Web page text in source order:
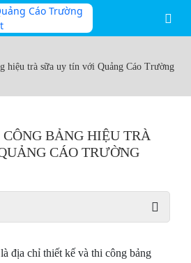
hiệu trà sữa uy tín với Quảng Cáo Trường
BẢNG HIỆU TRÀ
CÁO TRƯỜNG
địa chỉ thiết kế và thi công bảng